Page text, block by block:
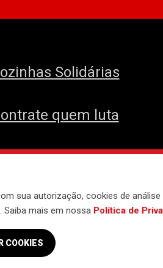
sua autorização, cookies de
Saiba mais em nossa Política de
COOKIES
Solidárias
quem luta
Política de Privacidade